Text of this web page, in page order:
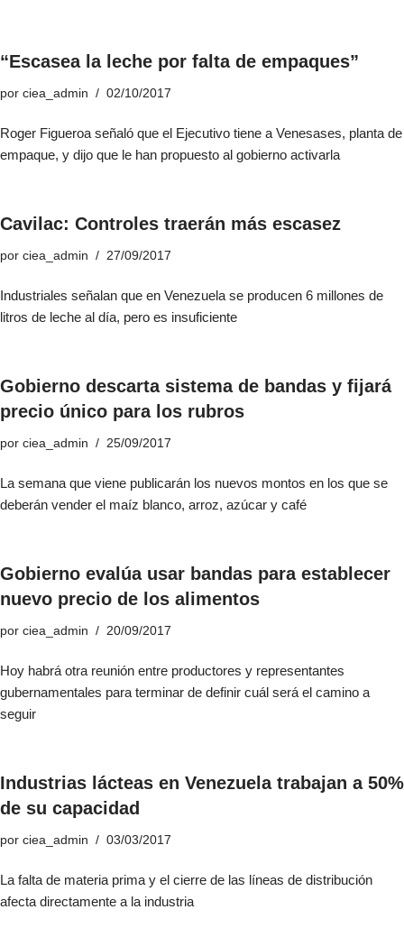
“Escasea la leche por falta de empaques”
por ciea_admin 02/10/2017
Roger Figueroa señaló que el Ejecutivo tiene a Venesases, planta de
empaque, y dijo que le han propuesto al gobierno activarla
Cavilac: Controles traerán más escasez
por ciea_admin 27/09/2017
Industriales señalan que en Venezuela se producen 6 millones de
litros de leche al día, pero es insuficiente
Gobierno descarta sistema de bandas y fijará
precio único para los rubros
por ciea_admin 25/09/2017
La semana que viene publicarán los nuevos montos en los que se
deberán vender el maíz blanco, arroz, azúcar y café
Gobierno evalúa usar bandas para establecer
nuevo precio de los alimentos
por ciea_admin 20/09/2017
Hoy habrá otra reunión entre productores y representantes
gubernamentales para terminar de definir cuál será el camino a
seguir
Industrias lácteas en Venezuela trabajan a 50%
de su capacidad
por ciea_admin 03/03/2017
La falta de materia prima y el cierre de las líneas de distribución
afecta directamente a la industria